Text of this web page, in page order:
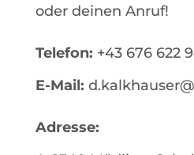
oder deinen Anruf!
Telefon: +43 676 622
E-Mail:
Adresse: